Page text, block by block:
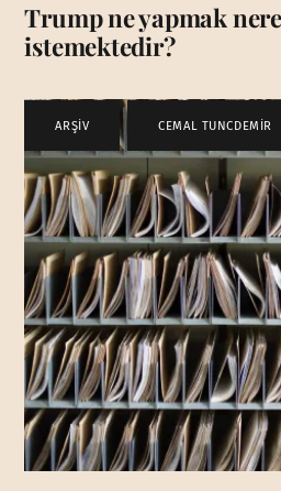
Trump ne yapmak
istemektedir?
ARŞİV CEMAL TUNCDEMİR